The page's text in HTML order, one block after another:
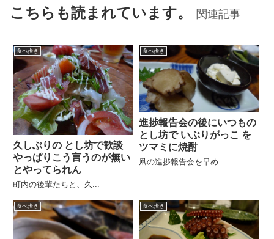
こちらも読まれています。 関連記事
食べ歩き
久しぶりの とし坊で歓談
やっぱりこう言うのが無い
とやってられん
町内の後輩たちと、久...
食べ歩き
進捗報告会の後にいつもの
とし坊で いぶりがっこ を
ツマミに焼酎
凧の進捗報告会を早め...
食べ歩き 食べ歩き